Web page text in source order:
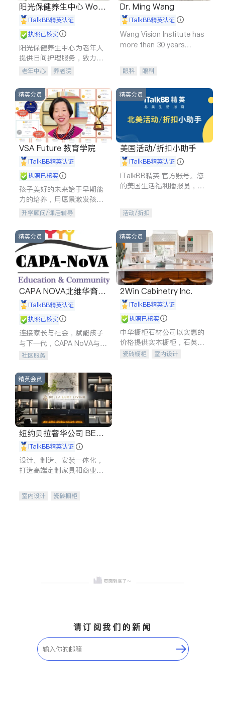
阳光保健养生中心 World
shine
iTalkBB精英认证
执照已核实
阳光保健养生中心为老年人
提供日间护理服务，致力于
通过持续的护理创新来有效
老年中心 养老院
Dr. Ming Wang
iTalkBB精英认证
Wang Vision Institute has
more than 30 years
眼科 眼科
精英会员
VSA Future 教育学院
iTalkBB精英认证
执照已核实
孩子美好的未来始于早期能
力的培养，用愿景激发孩子
的学习潜力和动力。理念：
石。
升学顾问/课后辅导
精英会员
美国活动/折扣小助手
iTalkBB精英认证
iTalkBB精英 官方账号。您
的美国生活福利播报员，精
专属福利。
活动/折扣
精英会员
CAPA NOVA北维华裔家
长会iTalkBB精英认证
执照已核实
连接家长与社会，赋能孩子
与下一代，CAPA NoVA与您
携手建设包容、公平、充满
社区服务
精英会员
2Win Cabinetry Inc.
iTalkBB精英认证
执照已核实
中华橱柜石材公司以实惠的
价格提供实木橱柜，石英石
台面，多种优质不锈钢水
瓷砖橱柜
室内设计
精英会员
纽约贝拉奢华公司 BELL
A LUXE
iTalkBB精英认证
设计、制造、安装一体化，
打造高端定制家具和商业空
室内设计
瓷砖橱柜
请订阅我们的新闻